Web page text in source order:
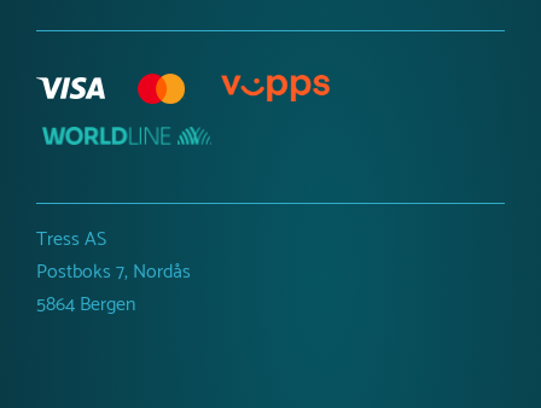
Tress AS
Postboks 7, Nordås
5864 Bergen